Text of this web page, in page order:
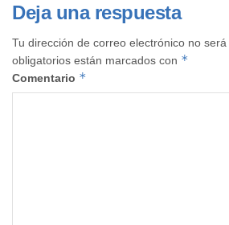
Deja una respuesta
Tu dirección de correo electrónico no será
obligatorios están marcados con *
Comentario *